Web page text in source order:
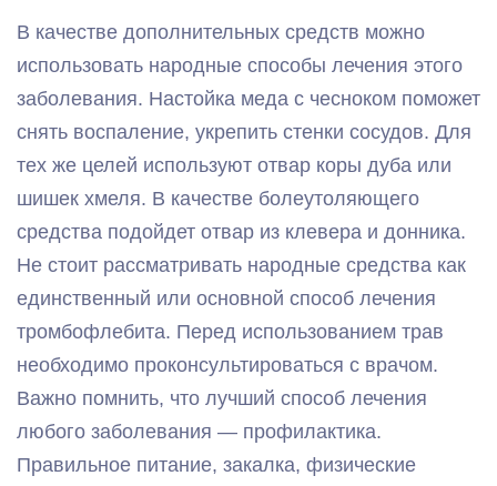
В качестве дополнительных средств можно
использовать народные способы лечения этого
заболевания. Настойка меда с чесноком поможет
снять воспаление, укрепить стенки сосудов. Для
тех же целей используют отвар коры дуба или
шишек хмеля. В качестве болеутоляющего
средства подойдет отвар из клевера и донника.
Не стоит рассматривать народные средства как
единственный или основной способ лечения
тромбофлебита. Перед использованием трав
необходимо проконсультироваться с врачом.
Важно помнить, что лучший способ лечения
любого заболевания — профилактика.
Правильное питание, закалка, физические